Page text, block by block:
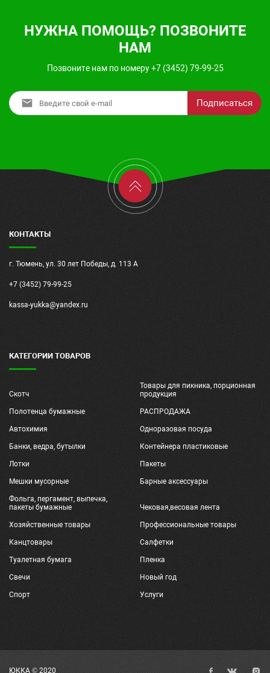
НУЖНА ПОМОЩЬ? ПОЗВОНИТЕ
НАМ
Позвоните нам по номеру +7 (3452) 79-99-25
Подписаться
КОНТАКТЫ
г. Тюмень, ул. 30 лет Победы, д. 113 А
+7 (3452) 79-99-25
kassa-yukka@yandex.ru
КАТЕГОРИИ ТОВАРОВ
Скотч
Товары для пикника, порционная
продукция
Полотенца бумажные РАСПРОДАЖА
Автохимия Одноразовая посуда
Банки, ведра, бутылки Контейнера пластиковые
Лотки Пакеты
Мешки мусорные Барные аксессуары
Фольга, пергамент, выпечка,
пакеты бумажные
Чековая,весовая лента
Хозяйственные товары Профессиональные товары
Канцтовары Салфетки
Туалетная бумага Пленка
Свечи Новый год
Спорт Услуги
ЮККА © 2020